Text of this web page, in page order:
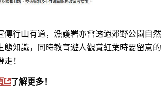
行山有道，漁護署亦會透過郊野公園自
態知識，同時教育遊人觀賞紅葉時要留意
！
了解更多！